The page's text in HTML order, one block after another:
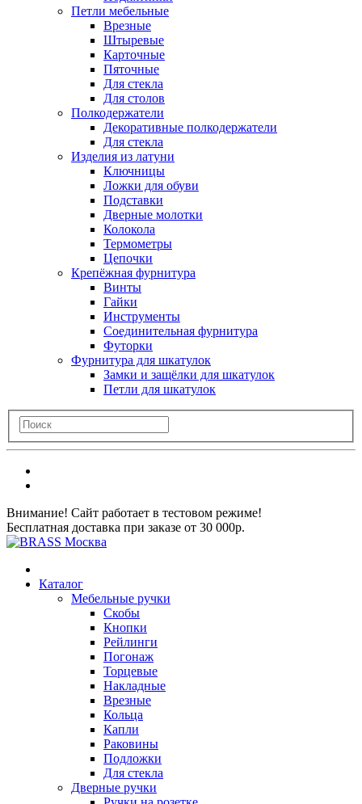
Петли мебельные
Врезные
Штыревые
Карточные
Пяточные
Для стекла
Для столов
Полкодержатели
Декоративные полкодержатели
Для стекла
Изделия из латуни
Ключницы
Ложки для обуви
Подставки
Дверные молотки
Колокола
Термометры
Цепочки
Крепёжная фурнитура
Винты
Гайки
Инструменты
Соединительная фурнитура
Футорки
Фурнитура для шкатулок
Замки и защёлки для шкатулок
Петли для шкатулок
Внимание! Сайт работает в тестовом режиме!
Бесплатная доставка при заказе от 30 000р.
Каталог
Мебельные ручки
Скобы
Кнопки
Рейлинги
Погонаж
Торцевые
Накладные
Врезные
Кольца
Капли
Раковины
Подложки
Для стекла
Дверные ручки